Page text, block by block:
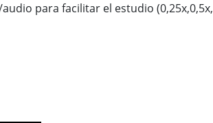
para facilitar el estudio (0,25x,0,5x,